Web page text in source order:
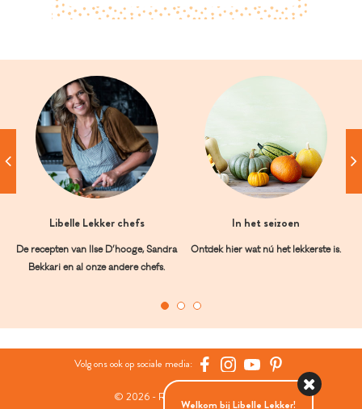
Libelle Lekker chefs
De recepten van Ilse D’hooge, Sandra
Bekkari en al onze andere chefs.
In het seizoen
Ontdek hier wat nú het lekkerste is.
Volg ons ook op sociale media:
© 2026 - Roularta Media Group
Welkom bij Libelle Lekker!